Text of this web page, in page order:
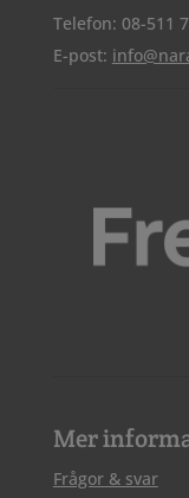
Telefon: 08-511
E-post:
Mer
Frågor & svar